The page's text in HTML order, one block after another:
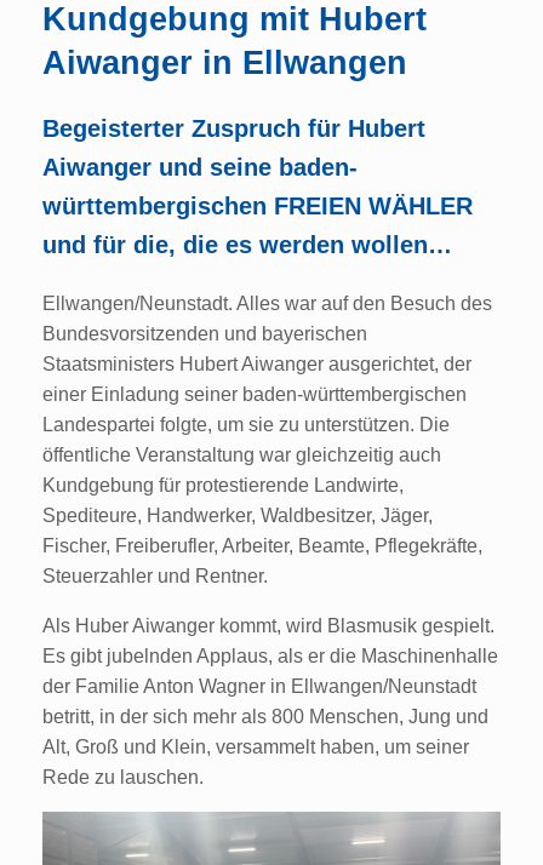
Kundgebung mit Hubert
Aiwanger in Ellwangen
Begeisterter Zuspruch für Hubert
Aiwanger und seine baden-
württembergischen FREIEN WÄHLER
und für die, die es werden wollen…
Ellwangen/Neunstadt. Alles war auf den Besuch des
Bundesvorsitzenden und bayerischen
Staatsministers Hubert Aiwanger ausgerichtet, der
einer Einladung seiner baden-württembergischen
Landespartei folgte, um sie zu unterstützen. Die
öffentliche Veranstaltung war gleichzeitig auch
Kundgebung für protestierende Landwirte,
Spediteure, Handwerker, Waldbesitzer, Jäger,
Fischer, Freiberufler, Arbeiter, Beamte, Pflegekräfte,
Steuerzahler und Rentner.
Als Huber Aiwanger kommt, wird Blasmusik gespielt.
Es gibt jubelnden Applaus, als er die Maschinenhalle
der Familie Anton Wagner in Ellwangen/Neunstadt
betritt, in der sich mehr als 800 Menschen, Jung und
Alt, Groß und Klein, versammelt haben, um seiner
Rede zu lauschen.